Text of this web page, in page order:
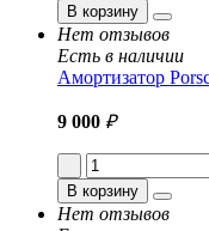
В корзину
Нет отзывов
Есть в наличии
Амортизатор
9 000 ₽
В корзину
Нет отзывов